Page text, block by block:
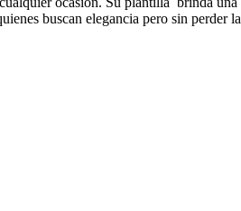
buscan elegancia pero sin perder